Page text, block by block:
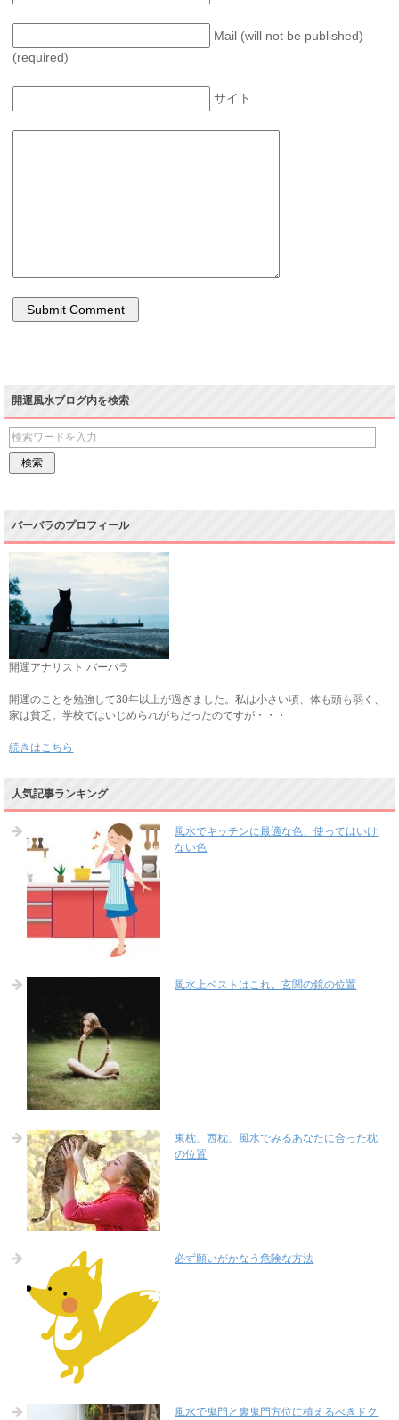
Mail (will not be published)
(required)
サイト
開運風水ブログ内を検索
バーバラのプロフィール
開運アナリスト バーバラ
開運のことを勉強して30年以上が過ぎました。私は小さい頃、体も頭も弱く、
家は貧乏。学校ではいじめられがちだったのですが・・・
続きはこちら
人気記事ランキング
風水でキッチンに最適な色、使ってはいけ
ない色
風水上ベストはこれ。玄関の鏡の位置
東枕、西枕、風水でみるあなたに合った枕
の位置
必ず願いがかなう危険な方法
風水で鬼門と裏鬼門方位に植えるべきドク